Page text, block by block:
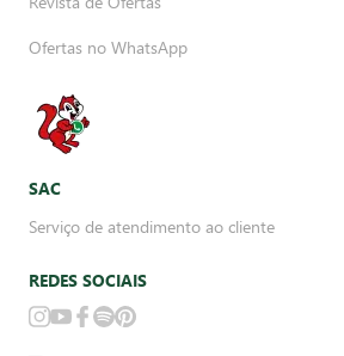
Ofertas no WhatsApp
SAC
Serviço de atendimento ao cliente
REDES SOCIAIS